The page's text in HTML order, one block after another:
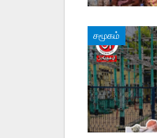
சமூகம்